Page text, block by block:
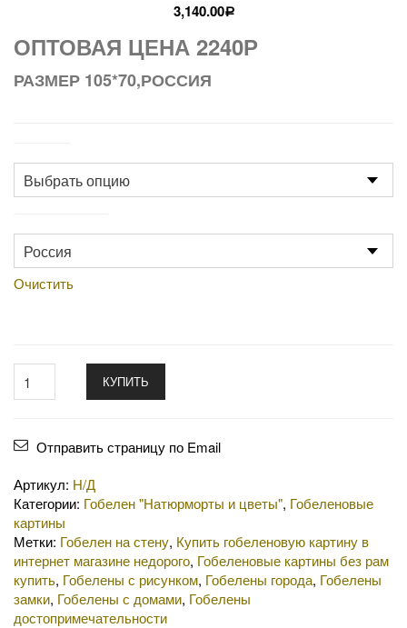
3,140.00Р
ОПТОВАЯ ЦЕНА 2240Р
РАЗМЕР 105*70,РОССИЯ
Очистить
КУПИТЬ
Отправить страницу по Email
Артикул: Н/Д
Категории: Гобелен "Натюрморты и цветы", Гобеленовые
картины
Метки: Гобелен на стену, Купить гобеленовую картину в
интернет магазине недорого, Гобеленовые картины без рам
купить, Гобелены с рисунком, Гобелены города, Гобелены
замки, Гобелены с домами, Гобелены
достопримечательности